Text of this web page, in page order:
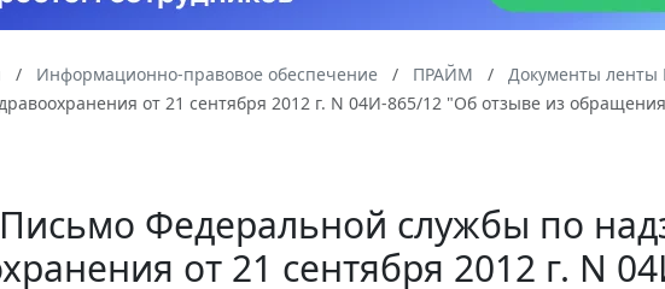
Информационно-правовое обеспечение ПРАЙМ Документы
от 21 сентября 2012 г. N 04И-865/12 "Об отзыве из
Письмо Федеральной службы по
от 21 сентября 2012 г. N